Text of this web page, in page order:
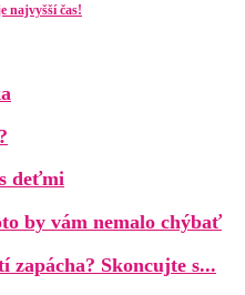
najvyšší čas!
deťmi
by vám nemalo chýbať
zapácha? Skoncujte s...